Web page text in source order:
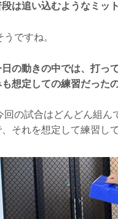
は追い込むようなミッ
ですね。
日の動きの中では、打っ
想定しての練習だった
回の試合はどんどん組ん
、それを想定して練習し